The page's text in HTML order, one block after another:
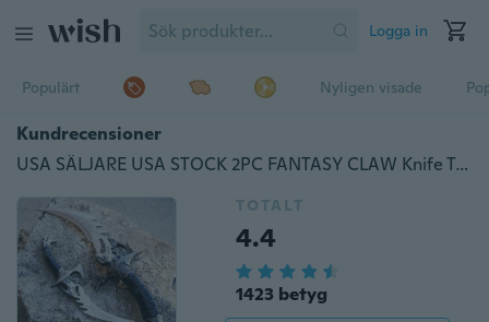
Logga in
Populärt Nyligen visade
Kundrecensioner
USA SÄLJARE USA STOCK 2PC FANTASY CLAW Knife Twin FIXED BLADE DAGGER Set Draco with Sheath
TOTALT
4.4
1423 betyg